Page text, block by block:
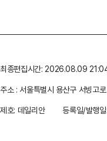
최종편집시간: 2026.08.09
주소 : 서울특별시 용산구 서빙고
제호: 데일리안
등록일/발행